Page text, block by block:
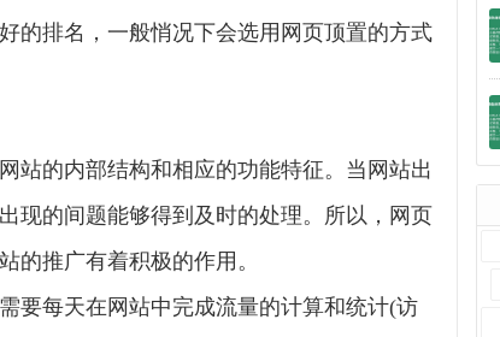
的排名，一般悄况下会选用网页顶置的方式
站的内部结构和相应的功能特征。当网站出
现的间题能够得到及时的处理。所以，网页
的推广有着积极的作用。
要每天在网站中完成流量的计算和统计(访